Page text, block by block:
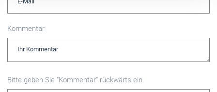
Kommentar
Bitte geben Sie "Kommentar" rückwärts ein.